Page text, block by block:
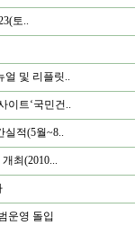
토..
얼 및 리플릿..
이트‘국민건..
실적(5월~8..
최(2010...
운영 돌입